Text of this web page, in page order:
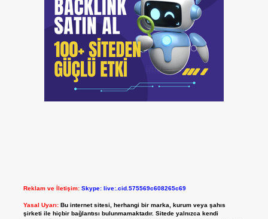
Reklam ve İletişim: Skype: live:.cid.575569c608265c69
Yasal Uyarı: Bu internet sitesi, herhangi bir marka, kurum veya şahıs
şirketi ile hiçbir bağlantısı bulunmamaktadır. Sitede yalnızca kendi